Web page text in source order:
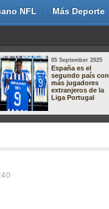
NFL Más Deporte
05 September 2025
España es el
segundo país con
más jugadores
extranjeros de la
Liga Portugal